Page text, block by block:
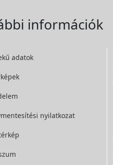
információk
adatok
nyilatkozat